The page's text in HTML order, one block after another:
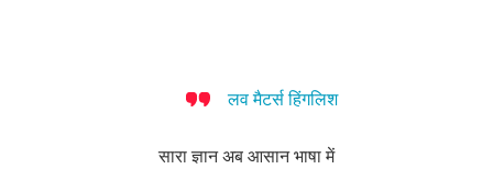
लव मैटर्स हिंगलिश
सारा ज्ञान अब आसान भाषा में